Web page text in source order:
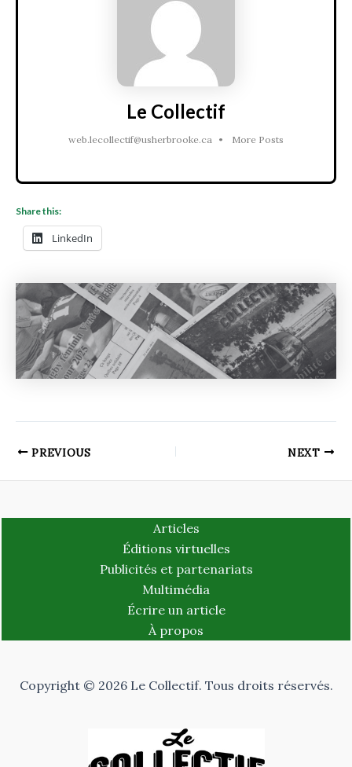
Le Collectif
web.lecollectif@usherbrooke.ca • More Posts
Share this:
LinkedIn
PREVIOUS NEXT
Articles
Éditions virtuelles
Publicités et partenariats
Multimédia
Écrire un article
À propos
Copyright © 2026 Le Collectif. Tous droits réservés.